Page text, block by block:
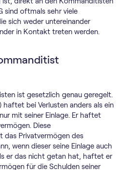
sind oftmals sehr viele
sich weder untereinander
in Kontakt treten werden.
ist gesetzlich genau geregelt.
haftet bei Verlusten anders als ein
mit seiner Einlage. Er haftet
Diese
das Privatvermögen des
wenn dieser seine Einlage auch
er das nicht getan hat, haftet er
für die Schulden seiner